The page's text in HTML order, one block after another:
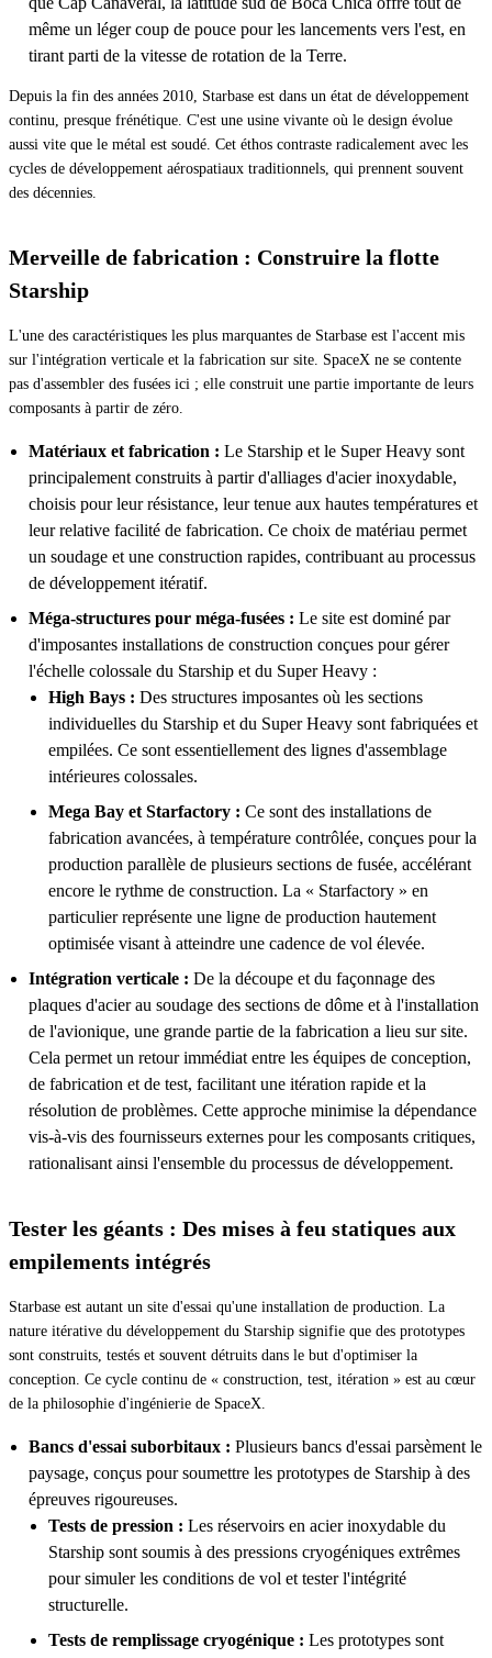
même un léger coup de pouce pour les lancements vers l'est, en
tirant parti de la vitesse de rotation de la Terre.
Depuis la fin des années 2010, Starbase est dans un état de développement
continu, presque frénétique. C'est une usine vivante où le design évolue
aussi vite que le métal est soudé. Cet éthos contraste radicalement avec les
cycles de développement aérospatiaux traditionnels, qui prennent souvent
des décennies.
Merveille de fabrication : Construire la flotte
Starship
L'une des caractéristiques les plus marquantes de Starbase est l'accent mis
sur l'intégration verticale et la fabrication sur site. SpaceX ne se contente
pas d'assembler des fusées ici ; elle construit une partie importante de leurs
composants à partir de zéro.
Matériaux et fabrication : Le Starship et le Super Heavy sont
principalement construits à partir d'alliages d'acier inoxydable,
choisis pour leur résistance, leur tenue aux hautes températures et
leur relative facilité de fabrication. Ce choix de matériau permet
un soudage et une construction rapides, contribuant au processus
de développement itératif.
Méga-structures pour méga-fusées : Le site est dominé par
d'imposantes installations de construction conçues pour gérer
l'échelle colossale du Starship et du Super Heavy :
High Bays : Des structures imposantes où les sections
individuelles du Starship et du Super Heavy sont fabriquées et
empilées. Ce sont essentiellement des lignes d'assemblage
intérieures colossales.
Mega Bay et Starfactory : Ce sont des installations de
fabrication avancées, à température contrôlée, conçues pour la
production parallèle de plusieurs sections de fusée, accélérant
encore le rythme de construction. La « Starfactory » en
particulier représente une ligne de production hautement
optimisée visant à atteindre une cadence de vol élevée.
Intégration verticale : De la découpe et du façonnage des
plaques d'acier au soudage des sections de dôme et à l'installation
de l'avionique, une grande partie de la fabrication a lieu sur site.
Cela permet un retour immédiat entre les équipes de conception,
de fabrication et de test, facilitant une itération rapide et la
résolution de problèmes. Cette approche minimise la dépendance
vis-à-vis des fournisseurs externes pour les composants critiques,
rationalisant ainsi l'ensemble du processus de développement.
Tester les géants : Des mises à feu statiques aux
empilements intégrés
Starbase est autant un site d'essai qu'une installation de production. La
nature itérative du développement du Starship signifie que des prototypes
sont construits, testés et souvent détruits dans le but d'optimiser la
conception. Ce cycle continu de « construction, test, itération » est au cœur
de la philosophie d'ingénierie de SpaceX.
Bancs d'essai suborbitaux : Plusieurs bancs d'essai parsèment le
paysage, conçus pour soumettre les prototypes de Starship à des
épreuves rigoureuses.
Tests de pression : Les réservoirs en acier inoxydable du
Starship sont soumis à des pressions cryogéniques extrêmes
pour simuler les conditions de vol et tester l'intégrité
structurelle.
Tests de remplissage cryogénique : Les prototypes sont